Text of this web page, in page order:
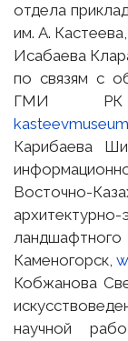
отдела
им. А. Кастеева,
Исабаева
по связям с
ГМИ РК
Карибаева
Восточно-
Каменогорск,
Кобжанова
научной